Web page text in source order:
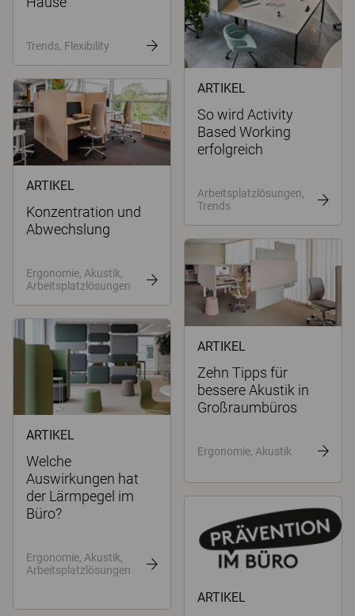
Trends, Flexibility
ARTIKEL
So wird Activity
Based Working
erfolgreich
Arbeitsplatzlösungen,
Trends
ARTIKEL
Konzentration und
Abwechslung
Ergonomie, Akustik,
Arbeitsplatzlösungen
ARTIKEL
Zehn Tipps für
bessere Akustik in
Großraumbüros
Ergonomie, Akustik
ARTIKEL
Welche
Auswirkungen hat
der Lärmpegel im
Büro?
Ergonomie, Akustik,
Arbeitsplatzlösungen
ARTIKEL